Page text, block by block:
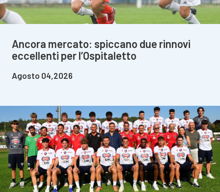
Ancora mercato: spiccano due rinnovi
eccellenti per l’Ospitaletto
Agosto 04,2026